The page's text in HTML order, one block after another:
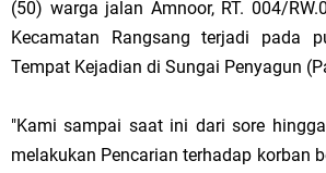
(50) warga jalan Amnoor, RT. 004/
Kecamatan Rangsang terjadi pada
Tempat Kejadian di Sungai Penyagun
"Kami sampai saat ini dari sore
melakukan Pencarian terhadap korban